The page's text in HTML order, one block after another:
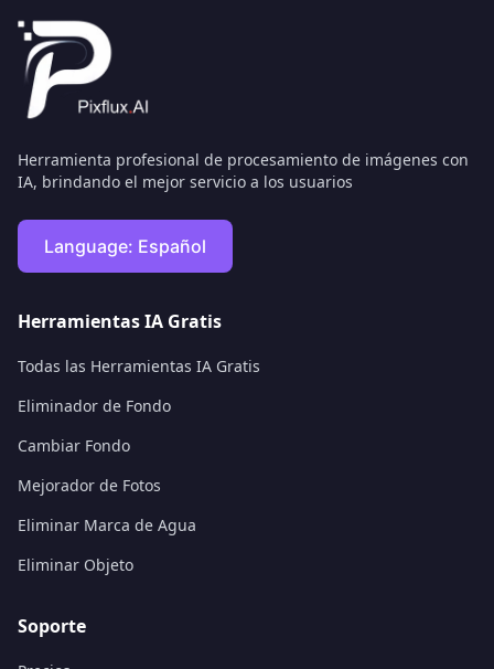
Herramienta profesional de procesamiento de imágenes con
IA, brindando el mejor servicio a los usuarios
Language: Español
Herramientas IA Gratis
Todas las Herramientas IA Gratis
Eliminador de Fondo
Cambiar Fondo
Mejorador de Fotos
Eliminar Marca de Agua
Eliminar Objeto
Soporte